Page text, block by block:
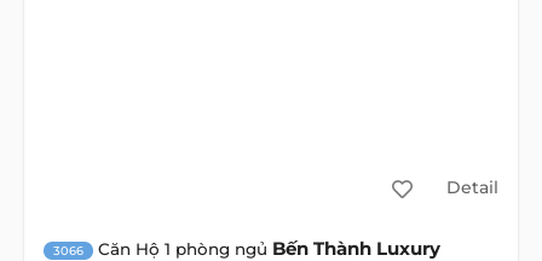
Detail
3066 Căn Hộ 1 phòng ngủ Bến Thành Luxury